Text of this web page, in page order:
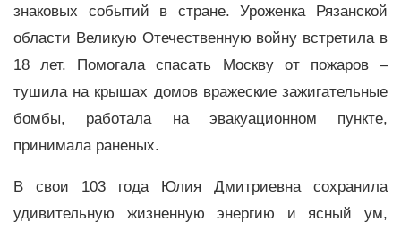
знаковых событий в стране. Уроженка Рязанской
области Великую Отечественную войну встретила в
18 лет. Помогала спасать Москву от пожаров –
тушила на крышах домов вражеские зажигательные
бомбы, работала на эвакуационном пункте,
принимала раненых.
В свои 103 года Юлия Дмитриевна сохранила
удивительную жизненную энергию и ясный ум,